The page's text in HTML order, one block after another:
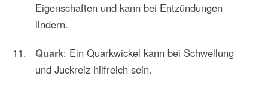
Eigenschaften und kann bei Entzündungen
lindern.
Quark: Ein Quarkwickel kann bei Schwellung
und Juckreiz hilfreich sein.